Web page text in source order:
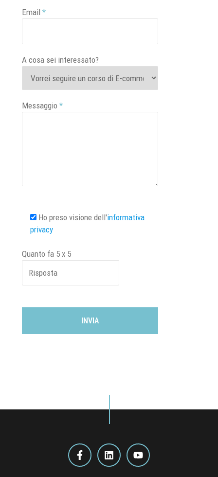
Email *
A cosa sei interessato?
Messaggio *
Ho preso visione dell'informativa
privacy
Quanto fa 5 x 5